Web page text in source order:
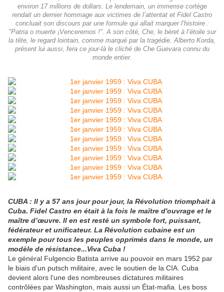
environ 17 millions de dollars. Le lendemain, un immense cortège
rendait un dernier hommage aux victimes de l’attentat et Fidel Castro
concluait son discours par une formule qui allait marquer l’histoire :
"Patria o muerte ¡Venceremos !". A son côté, Che, le béret à l’étoile sur
la tête, le regard lointain, comme marqué par la tragédie. Alberto Korda,
présent lui aussi, fera ce jour-là le cliché de Che Guevara connu du
monde entier.
CUBA : Il y a 57 ans jour pour jour, la Révolution triomphait à
Cuba. Fidel Castro en était à la fois le maître d'ouvrage et le
maître d’œuvre. Il en est resté un symbole fort, puissant,
fédérateur et unificateur. La Révolution cubaine est un
exemple pour tous les peuples opprimés dans le monde, un
modèle de résistance...Viva Cuba !
Le général Fulgencio Batista arrive au pouvoir en mars 1952 par
le biais d'un putsch militaire, avec le soutien de la CIA. Cuba
devient alors l’une des nombreuses dictatures militaires
contrôlées par Washington, mais aussi un État-mafia. Les boss